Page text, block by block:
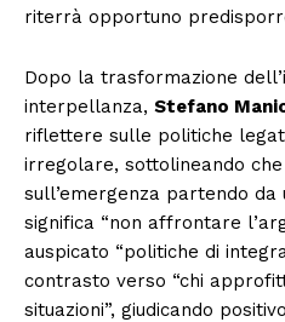
riterrà opportuno
Dopo la trasformazione
interpellanza, Stefano
riflettere sulle politiche
irregolare, sottolineando
sull’emergenza partendo da
significa “non affrontare
auspicato “politiche di
contrasto verso “chi
situazioni”, giudicando